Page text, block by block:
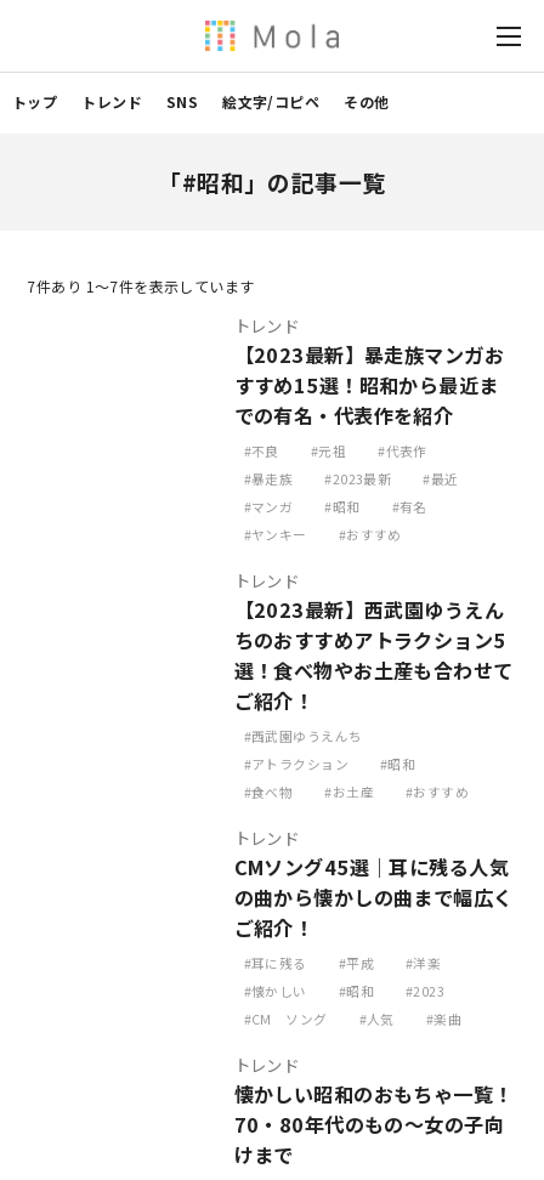
トップ トレンド SNS 絵文字/コピペ その他
「#昭和」の記事一覧
7件あり 1〜7件を表示しています
トレンド
【2023最新】暴走族マンガお
すすめ15選！昭和から最近ま
での有名・代表作を紹介
不良 元祖
代表作
暴走族
2023最新
最近
マンガ
昭和
有名
ヤンキー
おすすめ
トレンド
【2023最新】西武園ゆうえん
ちのおすすめアトラクション5
選！食べ物やお土産も合わせて
ご紹介！
西武園ゆうえんち
アトラクション
昭和
食べ物
お土産 おすすめ
トレンド
CMソング45選｜耳に残る人気
の曲から懐かしの曲まで幅広く
ご紹介！
耳に残る 平成
洋楽
懐かしい
昭和
2023
CM ソング
人気 楽曲
トレンド
懐かしい昭和のおもちゃ一覧！
70・80年代のもの～女の子向
けまで